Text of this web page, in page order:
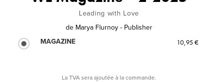
Leading with Love
de Marya Flurnoy - Publisher
MAGAZINE
10,95 €
La TVA sera ajoutée à la commande.